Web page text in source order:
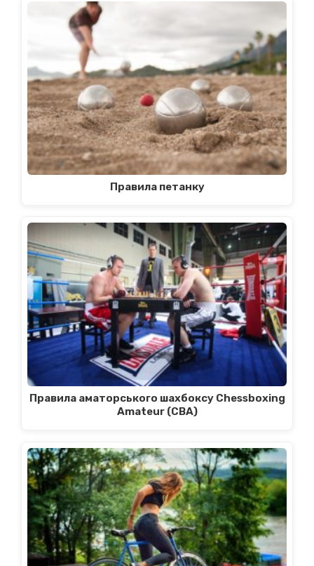
Правила петанку
Правила аматорського шахбоксу Chessboxing
Amateur (CBA)